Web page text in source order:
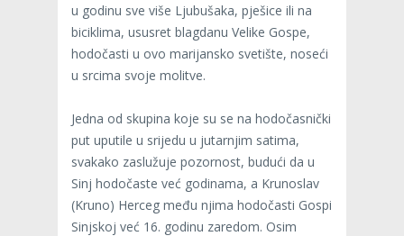
u godinu sve više Ljubušaka, pješice ili na
biciklima, ususret blagdanu Velike Gospe,
hodočasti u ovo marijansko svetište, noseći
u srcima svoje molitve.
Jedna od skupina koje su se na hodočasnički
put uputile u srijedu u jutarnjim satima,
svakako zaslužuje pozornost, budući da u
Sinj hodočaste već godinama, a Krunoslav
(Kruno) Herceg među njima hodočasti Gospi
Sinjskoj već 16. godinu zaredom. Osim